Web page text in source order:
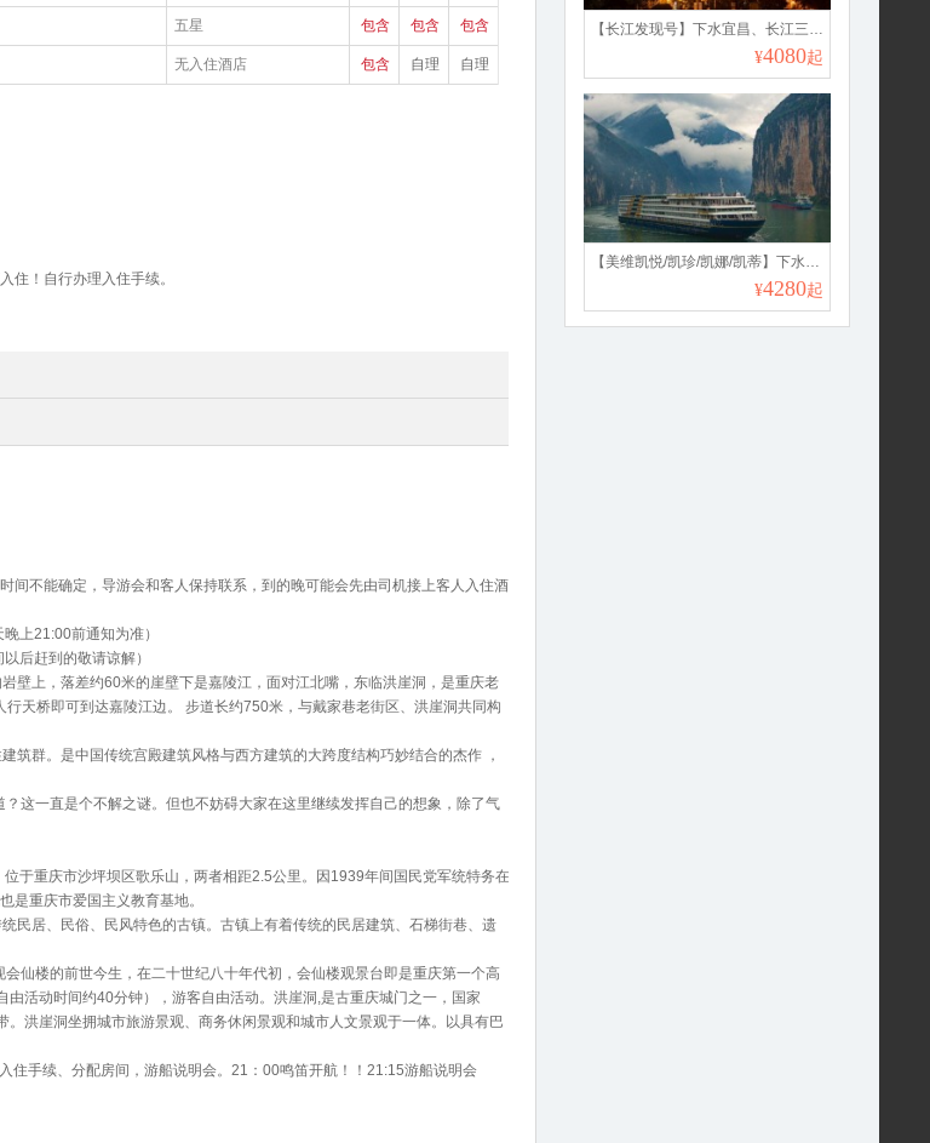
五星 包含 包含 包含
无入住酒店 包含 自理 自理
住！自行办理入住手续。
间不能确定，导游会和客人保持联系，到的晚可能会先由司机接上客人入住酒
上21:00前通知为准）
后赶到的敬请谅解）
壁上，落差约60米的崖壁下是嘉陵江，面对江北嘴，东临洪崖洞，是重庆老
天桥即可到达嘉陵江边。 步道长约750米，与戴家巷老街区、洪崖洞共同构
筑群。是中国传统宫殿建筑风格与西方建筑的大跨度结构巧妙结合的杰作 ，
这一直是个不解之谜。但也不妨碍大家在这里继续发挥自己的想象，除了气
于重庆市沙坪坝区歌乐山，两者相距2.5公里。因1939年间国民党军统特务在
是重庆市爱国主义教育基地。
民居、民俗、民风特色的古镇。古镇上有着传统的民居建筑、石梯街巷、遗
仙楼的前世今生，在二十世纪八十年代初，会仙楼观景台即是重庆第一个高
活动时间约40分钟），游客自由活动。洪崖洞,是古重庆城门之一，国家
洪崖洞坐拥城市旅游景观、商务休闲景观和城市人文景观于一体。以具有巴
手续、分配房间，游船说明会。21：00鸣笛开航！！21:15游船说明会
【长江发现号】下水宜昌、长江三峡、重庆动飞5日游
¥4080起
【美维凯悦/凯珍/凯娜/凯蒂】下水重庆、长江三峡、宜昌双动6日游
¥4280起